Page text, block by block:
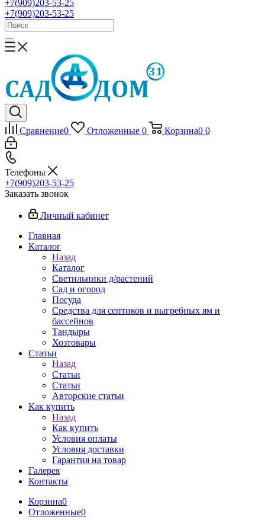
+7(909)203-53-25
+7(909)203-53-25
Сравнение0 Отложенные 0 Корзина0 0
Телефоны
+7(909)203-53-25
Заказать звонок
Личный кабинет
Главная
Каталог
Назад
Каталог
Светильники д/растений
Сад и огород
Посуда
Средства для септиков и выгребных ям и
бассейнов
Тандыры
Хозтовары
Статьи
Назад
Статьи
Статьи
Авторские статьи
Как купить
Назад
Как купить
Условия оплаты
Условия доставки
Гарантия на товар
Галерея
Контакты
Корзина0
Отложенные0